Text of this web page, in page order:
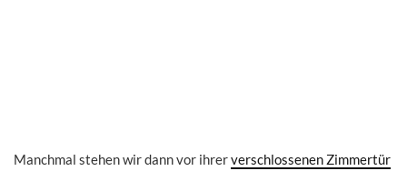
Manchmal stehen wir dann vor ihrerverschlossenen Zimmertür